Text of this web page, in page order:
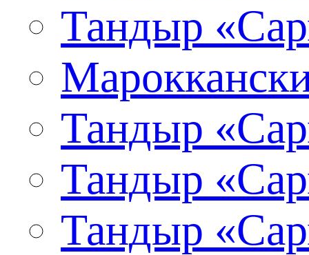
Тандыр
Тандыр
Тандыр
Тандыр